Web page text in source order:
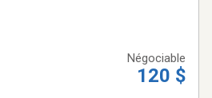
Négociable
120 $